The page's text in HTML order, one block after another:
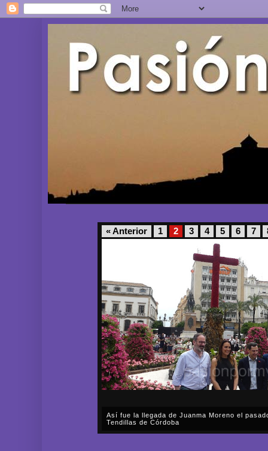
« Anterior 1 2 3 4 5 6 7
Así fue la llegada de Juanma Moreno el
Tendillas de Córdoba